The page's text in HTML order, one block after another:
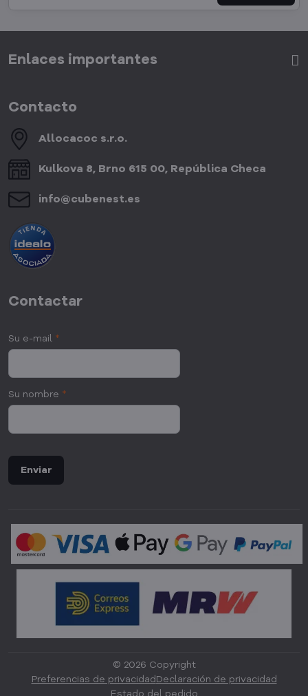
Enlaces importantes
Contacto
Allocacoc s​.r​.o​.
Kulkova 8, Brno 615 00, República Checa
info​@cubenest​.es
Contactar
Su e-mail *
Su nombre *
Enviar
© 2026 Copyright
Preferencias de privacidad Declaración de privacidad
Estado del pedido